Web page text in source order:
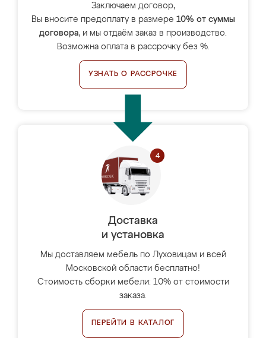
Заключаем договор,
Вы вносите предоплату в размере 10% от суммы
договора, и мы отдаём заказ в производство.
Возможна оплата в рассрочку без %.
УЗНАТЬ О РАССРОЧКЕ
Доставка
и установка
Мы доставляем мебель по Луховицам и всей
Московской области бесплатно!
Стоимость сборки мебели: 10% от стоимости
заказа.
ПЕРЕЙТИ В КАТАЛОГ